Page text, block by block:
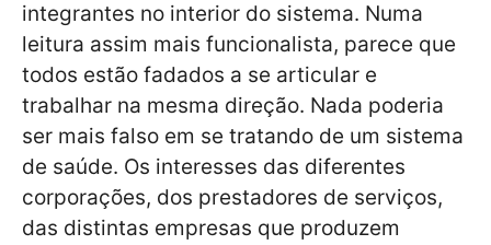
integrantes no interior do sistema. Numa
leitura assim mais funcionalista, parece que
todos estão fadados a se articular e
trabalhar na mesma direção. Nada poderia
ser mais falso em se tratando de um sistema
de saúde. Os interesses das diferentes
corporações, dos prestadores de serviços,
das distintas empresas que produzem